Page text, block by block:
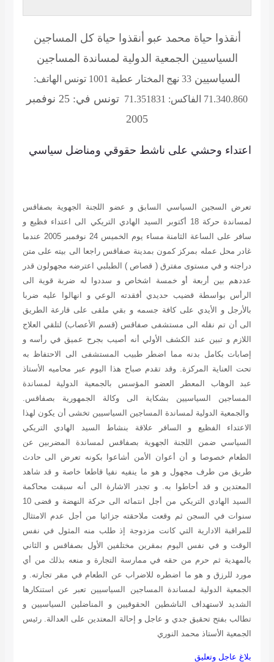
أنقذوا حياة محمد عبو أنقذوا حياة كل المساجين
السياسيين الجمعية الدولية لمساندة المساجين
السياسيين
33 نهج المختار عطية 1001 تونس الهاتف:
71.340.860 الفاكس: 71.351831
تونس في: 25 نوفمبر
2005
اعتداء وحشي على ناشط حقوقي ومناضل سياسي
تعرض السجين السياسي السابق و عضو اللجنة الجهوية بصفاقس
لمساندة حركة 18 أكتوبر السيد
الهادي التريكي الى اعتداء فظيع و
سافر على الساعة الثامنة مساء يوم الخميس 24 نوفمبر 2005 عندما
غادر محل عمله بمركز كمون بمدينة صفاقس راجعا الى بيته على متن
دراجته و في مستوى مفترق ( قصاص ) الطبلبي اعترضه مجهولون قدر
عددهم بين أربعة أو خمسة اشخاص و سددوا له ضربة قوية الى
الرأس بواسطة قضيب حديدي أفقدته الوعي و انهالوا عليه ضربا
بالأرجل و الأيدي على كافة جسمه و بقي ملقى على قارعة الطريق
الى أن تم نقله الى مستشفى صفاقس (قسم الأعصاب) لتلقي العلاج
اللازم و تبين عند الكشف الأولي أنه أصيب بجرح عميق في رأسه و
إصابات بكامل بدنه مما اضطر طبيب المستشفى الى الاحتفاظ به
تحت العناية المركزة. وقد تقدم صباح هذا اليوم عبر محاميه الأستاذ
عبد الوهاب المعطر العضو المؤسس بالجمعية الدولية لمساندة
المساجين السياسيين بشكاية الى وكالة الجمهورية بصفاقس.
والجمعية الدولية لمساندة المساجين السياسيين تخشى أن يكون لهذا
الاعتداء الفظيع و السافر علاقة بنشاط السيد الهادي التريكي
السياسي ضمن اللجنة الجهوية بصفاقس لمساندة المضربين عن
الطعام خصوصا و أن أعوان الأمن أشاعوا بكونه تعرض الى حادث
طريق من طرف مجهول و هو ما ينفيه نفيا قاطعا خاصة و قد شاهد
المعتدين و قد أحاطوا به. و تجدر الاشارة الى أنه سبقت محاكمة
السيد الهادي التريكي من أجل انتمائه الى حركة النهضة و قضى 10
سنوات في السجن ثم وقعت ملاحقته جزائيا من أجل عدم الامتثال
للمراقبة الادارية التي كانت مزدوجة إذ طلب منه المثول في نفس
الوقت و في نفس اليوم بمقرين مختلفين الأول بصفاقس و الثاني
بالمهدية ثم حرم من حقه في ممارسة التجارة و منعه بذلك من أي
مورد للرزق و هو ما اضطره للاضراب عن الطعام في مقر تجارته. و
الجمعية الدولية لمساندة المساجين السياسيين تعبر عن استنكارها
الشديد لاستهداف الناشطين الحقوقيين و المناضلين السياسيين و
تطالب بفتح تحقيق جدي و عاجل و إحالة المعتدين على العدالة. رئيس
الجمعية
الأستاذ محمد النوري
بلاغ عاجل وتعليق